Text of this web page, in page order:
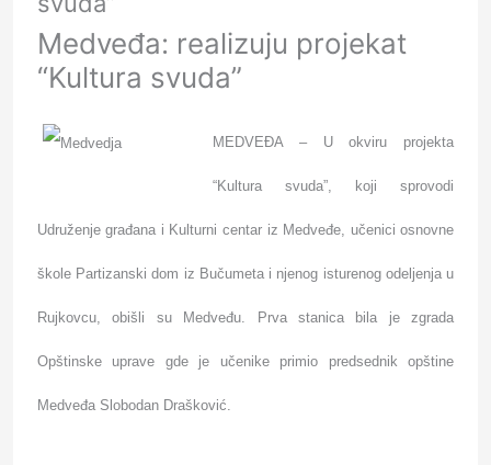
Medveđa: realizuju projekat
“Kultura svuda”
MEDVEĐA – U okviru projekta
“Kultura svuda”, koji sprovodi
Udruženje građana i Kulturni centar iz Medveđe, učenici osnovne
škole Partizanski dom iz Bučumeta i njenog isturenog odeljenja u
Rujkovcu, obišli su Medveđu. Prva stanica bila je zgrada
Opštinske uprave gde je učenike primio predsednik opštine
Medveđa Slobodan Drašković.